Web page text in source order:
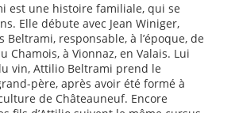
est une histoire familiale, qui se
Elle débute avec Jean Winiger,
responsable, à l’époque, de
à Vionnaz, en Valais. Lui
vin, Attilio Beltrami prend le
père, après avoir été formé à
de Châteauneuf. Encore